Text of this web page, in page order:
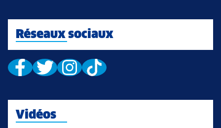
Réseaux sociaux
Vidéos